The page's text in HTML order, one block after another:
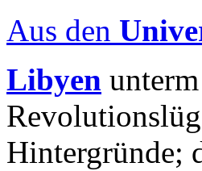
Aus den
Libyen
Hintergründe;